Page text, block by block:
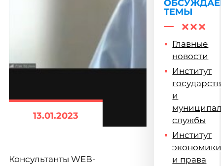
13.01.2023
Консультанты WEB-
ТЕМЫ
Главные
новости
Институт
и
службы
Институт
и права